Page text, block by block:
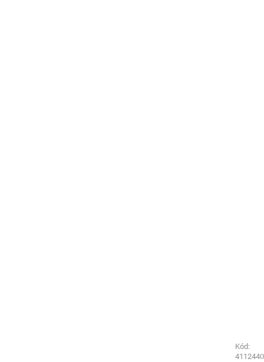
Kód:
Kód: